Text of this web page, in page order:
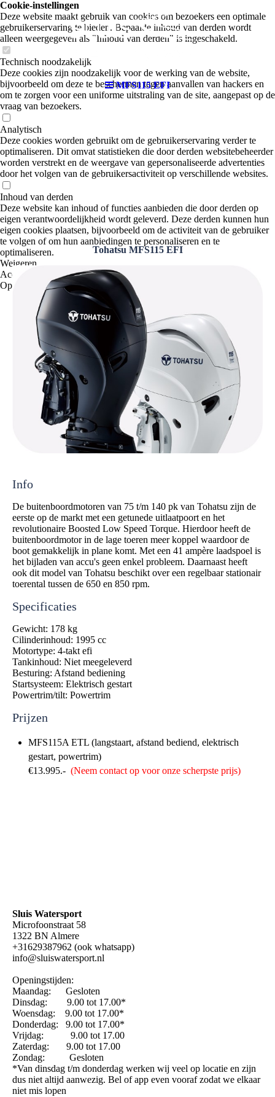
MFS115 EFI
Tohatsu MFS115 EFI
Info
De buitenboordmotoren van 75 t/m 140 pk van Tohatsu zijn de
eerste op de markt met een getunede uitlaatpoort en het
revolutionaire Boosted Low Speed Torque. Hierdoor heeft de
buitenboordmotor in de lage toeren meer koppel waardoor de
boot gemakkelijk in plane komt. Met een 41 ampère laadspoel is
het bijladen van accu's geen enkel probleem. Daarnaast heeft
ook dit model van Tohatsu beschikt over een regelbaar stationair
toerental tussen de 650 en 850 rpm.
Specificaties
Gewicht: 178 kg
Cilinderinhoud: 1995 cc
Motortype: 4-takt efi
Tankinhoud: Niet meegeleverd
Besturing: Afstand bediening
Startsysteem: Elektrisch gestart
Powertrim/tilt: Powertrim
Prijzen
MFS115A ETL (langstaart, afstand bediend, elektrisch
gestart, powertrim)
€13.995.- (Neem contact op voor onze scherpste prijs)
Sluis Watersport
Microfoonstraat 58
1322 BN Almere
+31629387962 (ook whatsapp)
info@sluiswatersport.nl
Openingstijden:
Maandag: Gesloten
Dinsdag: 9.00 tot 17.00*
Woensdag: 9.00 tot 17.00*
Donderdag: 9.00 tot 17.00*
Vrijdag: 9.00 tot 17.00
Zaterdag: 9.00 tot 17.00
Zondag: Gesloten
*Van dinsdag t/m donderdag werken wij veel op locatie en zijn
dus niet altijd aanwezig. Bel of app even vooraf zodat we elkaar
niet mis lopen
Cookie-instellingen
Deze website maakt gebruik van cookies om bezoekers een optimale
gebruikerservaring te bieden. Bepaalde inhoud van derden wordt
alleen weergegeven als "Inhoud van derden" is ingeschakeld.
Technisch noodzakelijk
Deze cookies zijn noodzakelijk voor de werking van de website,
bijvoorbeeld om deze te beschermen tegen aanvallen van hackers en
om te zorgen voor een uniforme uitstraling van de site, aangepast op de
vraag van bezoekers.
Analytisch
Deze cookies worden gebruikt om de gebruikerservaring verder te
optimaliseren. Dit omvat statistieken die door derden websitebeheerder
worden verstrekt en de weergave van gepersonaliseerde advertenties
door het volgen van de gebruikersactiviteit op verschillende websites.
Inhoud van derden
Deze website kan inhoud of functies aanbieden die door derden op
eigen verantwoordelijkheid wordt geleverd. Deze derden kunnen hun
eigen cookies plaatsen, bijvoorbeeld om de activiteit van de gebruiker
te volgen of om hun aanbiedingen te personaliseren en te
optimaliseren.
Weigeren
Accepteer alle
Opslaan